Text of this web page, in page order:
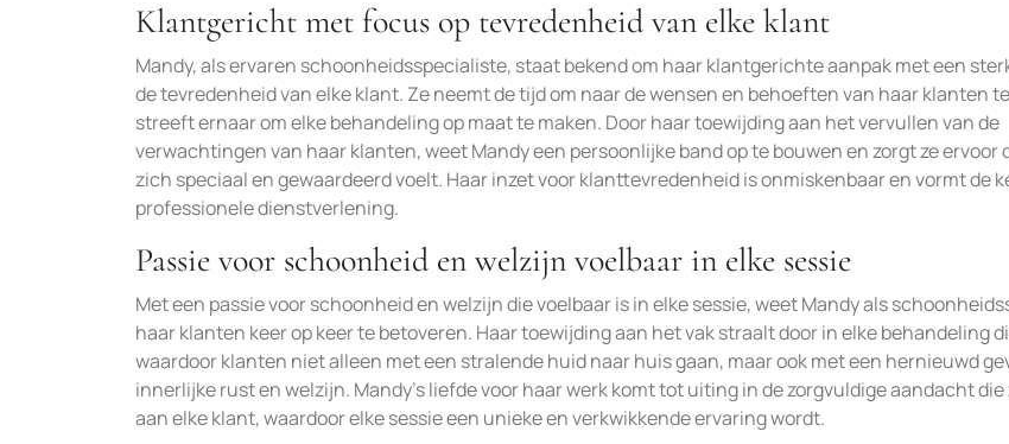
Klantgericht met focus op tevredenheid van elke klant
Mandy, als ervaren schoonheidsspecialiste, staat bekend om haar klantgerichte aanpak met een
de tevredenheid van elke klant. Ze neemt de tijd om naar de wensen en behoeften van haar klanten
streeft ernaar om elke behandeling op maat te maken. Door haar toewijding aan het vervullen van de
verwachtingen van haar klanten, weet Mandy een persoonlijke band op te bouwen en zorgt ze ervoor
zich speciaal en gewaardeerd voelt. Haar inzet voor klanttevredenheid is onmiskenbaar en vormt de
professionele dienstverlening.
Passie voor schoonheid en welzijn voelbaar in elke sessie
Met een passie voor schoonheid en welzijn die voelbaar is in elke sessie, weet Mandy als
haar klanten keer op keer te betoveren. Haar toewijding aan het vak straalt door in elke behandeling
waardoor klanten niet alleen met een stralende huid naar huis gaan, maar ook met een hernieuwd
innerlijke rust en welzijn. Mandy’s liefde voor haar werk komt tot uiting in de zorgvuldige aandacht
aan elke klant, waardoor elke sessie een unieke en verkwikkende ervaring wordt.